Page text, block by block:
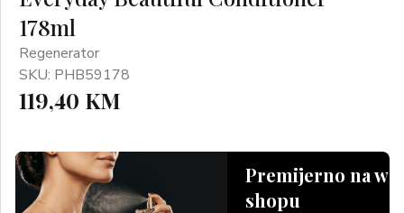
178ml
Regenerator
SKU: PHB59178
119,40 KM
Premijerno na
shopu